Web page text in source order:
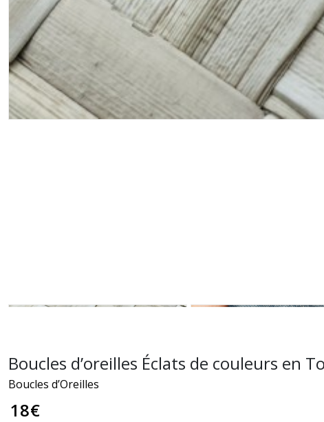
Boucles d’oreilles Éclats de couleurs en
Boucles d’Oreilles
18€